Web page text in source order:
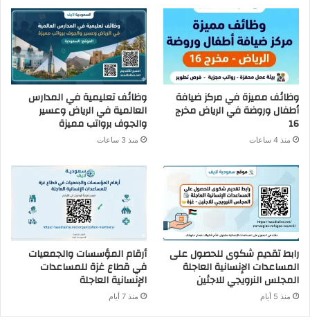
وظائف مميزة في مركز ضيافة
أطفال وروضة في الرياض مخرج
16
منذ 4 ساعات
وظائف تعليمية في المدارس
العالمية في الرياض وعسير
والجوف برواتب مميزة
منذ 3 ساعات
رابط تقديم شكوى للحصول على
المساعدات الإنسانية العاجلة
المجلس النرويجي للاجئين
منذ 5 أيام
أرقام المؤسسات والجمعيات
في قطاع غزة للمساعدات
الإنسانية العاجلة
منذ 7 أيام